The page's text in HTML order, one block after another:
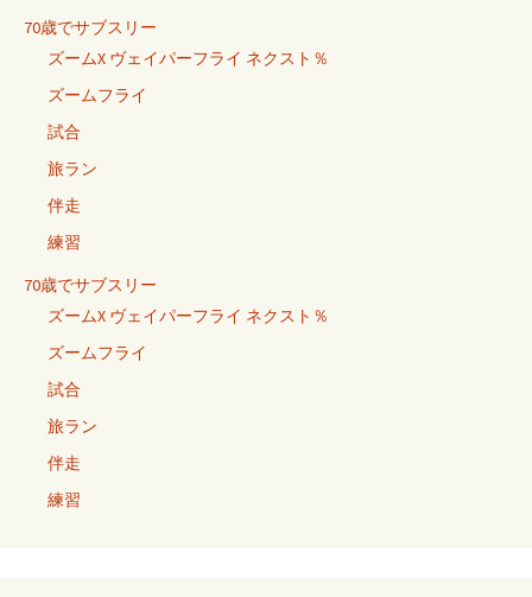
70歳でサブスリー
ズームX ヴェイパーフライ ネクスト％
ズームフライ
試合
旅ラン
伴走
練習
70歳でサブスリー
ズームX ヴェイパーフライ ネクスト％
ズームフライ
試合
旅ラン
伴走
練習